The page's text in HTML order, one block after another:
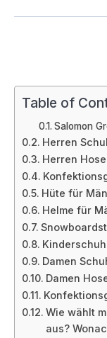
Table of
Salomon
Herren
Herren
Hüte für
Helme für
Damen
Damen
Wie wählt
aus?